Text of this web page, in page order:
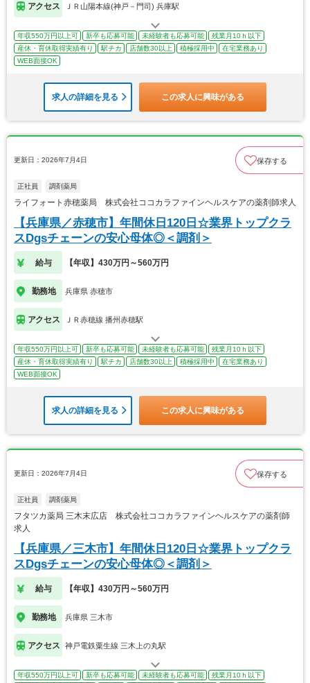
アクセス ＪＲ山陽本線(神戸－門司) 兵庫駅
年収550万円以上可 新卒も応募可能 未経験者も応募可能
残業月10ｈ以下
産休・育休取得実績有り
駅チカ 店舗数30以上 積極採用中
在宅業務あり
WEB面接OK
求人の詳細を見る この求人に興味がある
更新日：2026年7月4日 保存する
正社員 調剤薬局
ライフォート赤穂薬局 株式会社ココカラファインヘルスケアの薬剤師求人
【兵庫県／赤穂市】年間休日120日☆業界トップクラ
スDgsチェーンの安心母体◎＜調剤＞
給与 【年収】430万円～560万円
勤務地 兵庫県 赤穂市
アクセス ＪＲ赤穂線 播州赤穂駅
年収550万円以上可 新卒も応募可能 未経験者も応募可能
残業月10ｈ以下
産休・育休取得実績有り
駅チカ 店舗数30以上 積極採用中
在宅業務あり
WEB面接OK
求人の詳細を見る この求人に興味がある
更新日：2026年7月4日 保存する
正社員 調剤薬局
フタツカ薬局 三木末広店 株式会社ココカラファインヘルスケアの薬剤師
求人
【兵庫県／三木市】年間休日120日☆業界トップクラ
スDgsチェーンの安心母体◎＜調剤＞
給与 【年収】430万円～560万円
勤務地 兵庫県 三木市
アクセス 神戸電鉄粟生線 三木上の丸駅
年収550万円以上可 新卒も応募可能 未経験者も応募可能
残業月10ｈ以下